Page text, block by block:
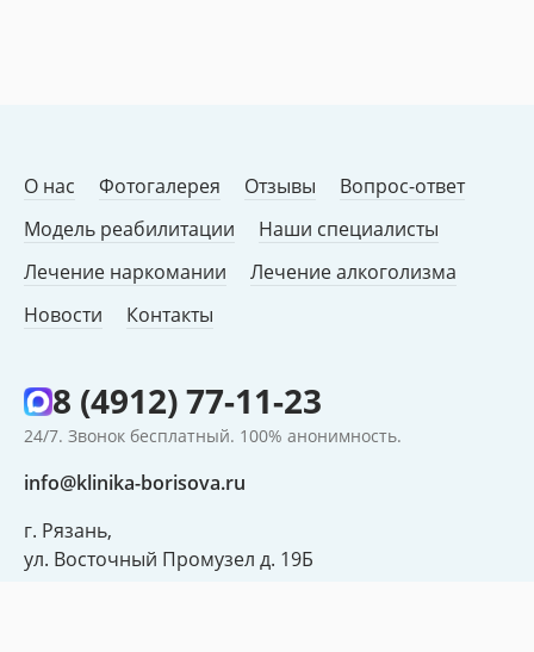
О нас Фотогалерея Отзывы
Вопрос-ответ
Модель реабилитации
Наши специалисты
Лечение наркомании
Лечение алкоголизма
Новости
Контакты
8 (4912) 77-11-23
24/7. Звонок бесплатный. 100% анонимность.
info@klinika-borisova.ru
г. Рязань,
ул. Восточный Промузел д. 19Б